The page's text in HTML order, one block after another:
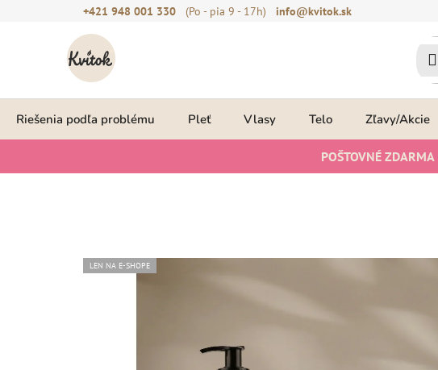
+421 948 001 330 (Po - pia 9 - 17h) info@kvitok.sk
Riešenia podľa problému Pleť Vlasy Telo Zľavy/Akcie
POŠTOVNÉ ZDARMA
LEN NA E-SHOPE